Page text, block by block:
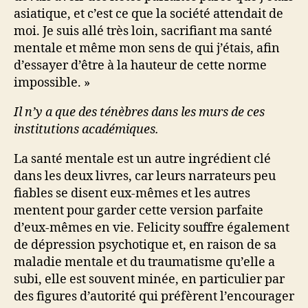
asiatique, et c’est ce que la société attendait de
moi. Je suis allé très loin, sacrifiant ma santé
mentale et même mon sens de qui j’étais, afin
d’essayer d’être à la hauteur de cette norme
impossible. »
Il n’y a que des ténèbres dans les murs de ces
institutions académiques.
La santé mentale est un autre ingrédient clé
dans les deux livres, car leurs narrateurs peu
fiables se disent eux-mêmes et les autres
mentent pour garder cette version parfaite
d’eux-mêmes en vie. Felicity souffre également
de dépression psychotique et, en raison de sa
maladie mentale et du traumatisme qu’elle a
subi, elle est souvent minée, en particulier par
des figures d’autorité qui préfèrent l’encourager